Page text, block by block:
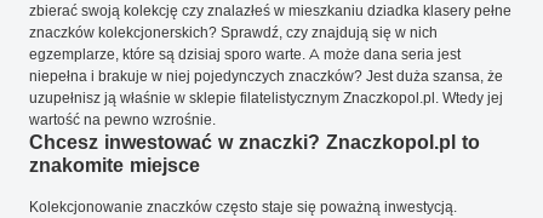
zbierać swoją kolekcję czy znalazłeś w mieszkaniu dziadka klasery pełne
znaczków kolekcjonerskich? Sprawdź, czy znajdują się w nich
egzemplarze, które są dzisiaj sporo warte. A może dana seria jest
niepełna i brakuje w niej pojedynczych znaczków? Jest duża szansa, że
uzupełnisz ją właśnie w sklepie filatelistycznym Znaczkopol.pl. Wtedy jej
wartość na pewno wzrośnie.
Chcesz inwestować w znaczki? Znaczkopol.pl to
znakomite miejsce
Kolekcjonowanie znaczków często staje się poważną inwestycją.